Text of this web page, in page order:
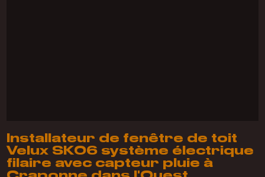
Installateur de fenêtre de toit
Velux SK06 système électrique
filaire avec capteur pluie à